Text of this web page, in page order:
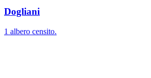
Dogliani
1 albero censito.